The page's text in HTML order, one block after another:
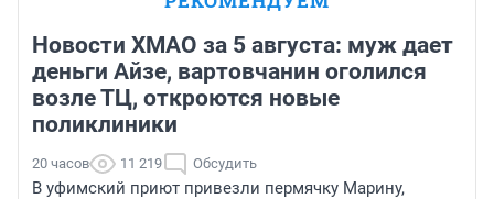
Новости ХМАО за 5 августа: муж дает
деньги Айзе, вартовчанин оголился
возле ТЦ, откроются новые
поликлиники
20 часов 11 219 Обсудить
В уфимский приют привезли пермячку Марину,